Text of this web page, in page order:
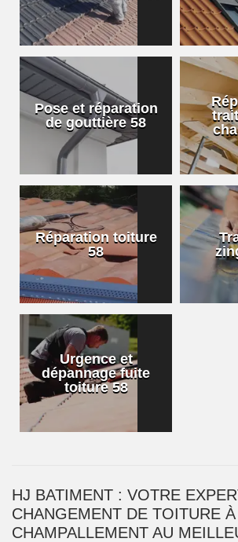
Pose et réparation
de gouttière 58
Réparation toiture
58
Urgence et
dépannage fuite
toiture 58
HJ BATIMENT : VOTRE
CHANGEMENT DE TOITURE À
CHAMPALLEMENT AU